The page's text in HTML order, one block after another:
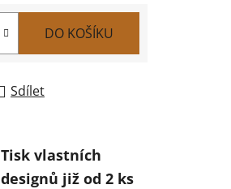
DO KOŠÍKU
Sdílet
Tisk vlastních
designů již od 2 ks